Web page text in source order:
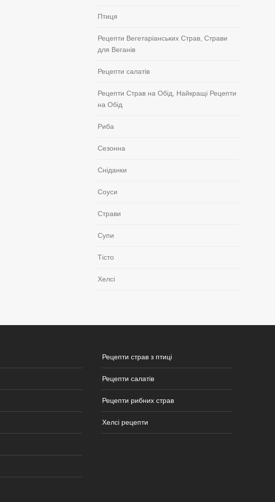
Птиця
Рецепти Вегетаріанських Страв, Страви
для Веганів
Рецепти салатів
Рецепти Страв на Обід, Найкращі Рецепти
на Обід
Риба
Сезонна
Сніданки
Соуси
Страви
Супи
Тісто
Хелсі
Рецепти страв з птиці
Рецепти салатів
Рецепти рибних страв
Хелсі рецепти